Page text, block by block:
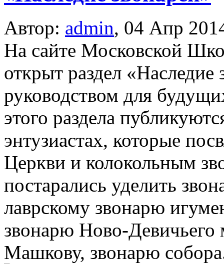
Автор: admin, 04 Апр
На сайте Московской
открыт раздел
руководством для
этого раздела
энтузиастах, которые
Церкви и колокольным
постарались уделить
лаврскому звонарю
звонарю Ново-
Машкову, звонарю